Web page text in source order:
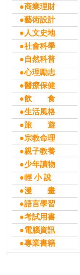
●商業理財
●藝術設計
●人文史地
●社會科學
●自然科普
●心理勵志
●醫療保健
●飲 食
●生活風格
●旅 遊
●宗教命理
●親子教養
●少年讀物
●輕 小 說
●漫 畫
●語言學習
●考試用書
●電腦資訊
●專業書籍